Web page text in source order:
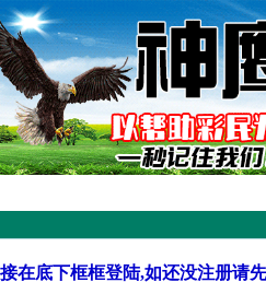
在底下框框登陆,如还没注册请